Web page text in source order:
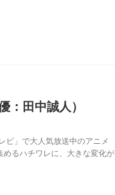
：田中誠人）
ビ」で大人気放送中のアニメ
めるハチワレに、大きな変化が